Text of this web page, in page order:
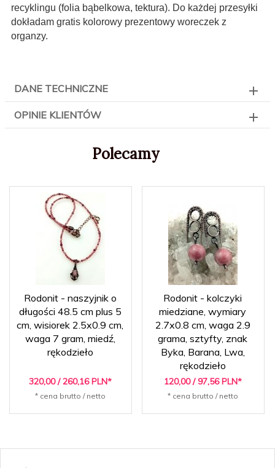
recyklingu (folia bąbelkowa, tektura). Do każdej przesyłki
dokładam gratis kolorowy prezentowy woreczek z
organzy.
DANE TECHNICZNE
OPINIE KLIENTÓW
Polecamy
Rodonit - naszyjnik o
długości 48.5 cm plus 5
cm, wisiorek 2.5x0.9 cm,
waga 7 gram, miedź,
rękodzieło
320,00 / 260,16 PLN*
* cena brutto / netto
Rodonit - kolczyki
miedziane, wymiary
2.7x0.8 cm, waga 2.9
grama, sztyfty, znak
Byka, Barana, Lwa,
rękodzieło
120,00 / 97,56 PLN*
* cena brutto / netto